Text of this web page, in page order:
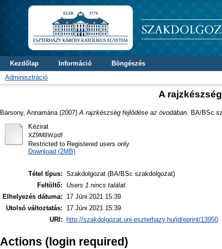
Kezdőlap Információ
Böngészés
Adminisztráció
A
Bársony, Annamária (2007) A rajzkészség fejlődése az óvodában.
BA/BSc
Kézirat
XZ9M8W.pdf
Restricted to Registered users only
Download (2MB)
Tétel típus: Szakdolgozat (BA/BSc szakdolgozat)
Feltöltő:
Users 1 nincs találat.
Elhelyezés dátuma:
17 Júni 2021 15:39
Utolsó változtatás:
17 Júni 2021 15:39
URI:
http://szakdolgozat.uni-eszterhazy.hu/id/eprint/13950
Actions (login required)